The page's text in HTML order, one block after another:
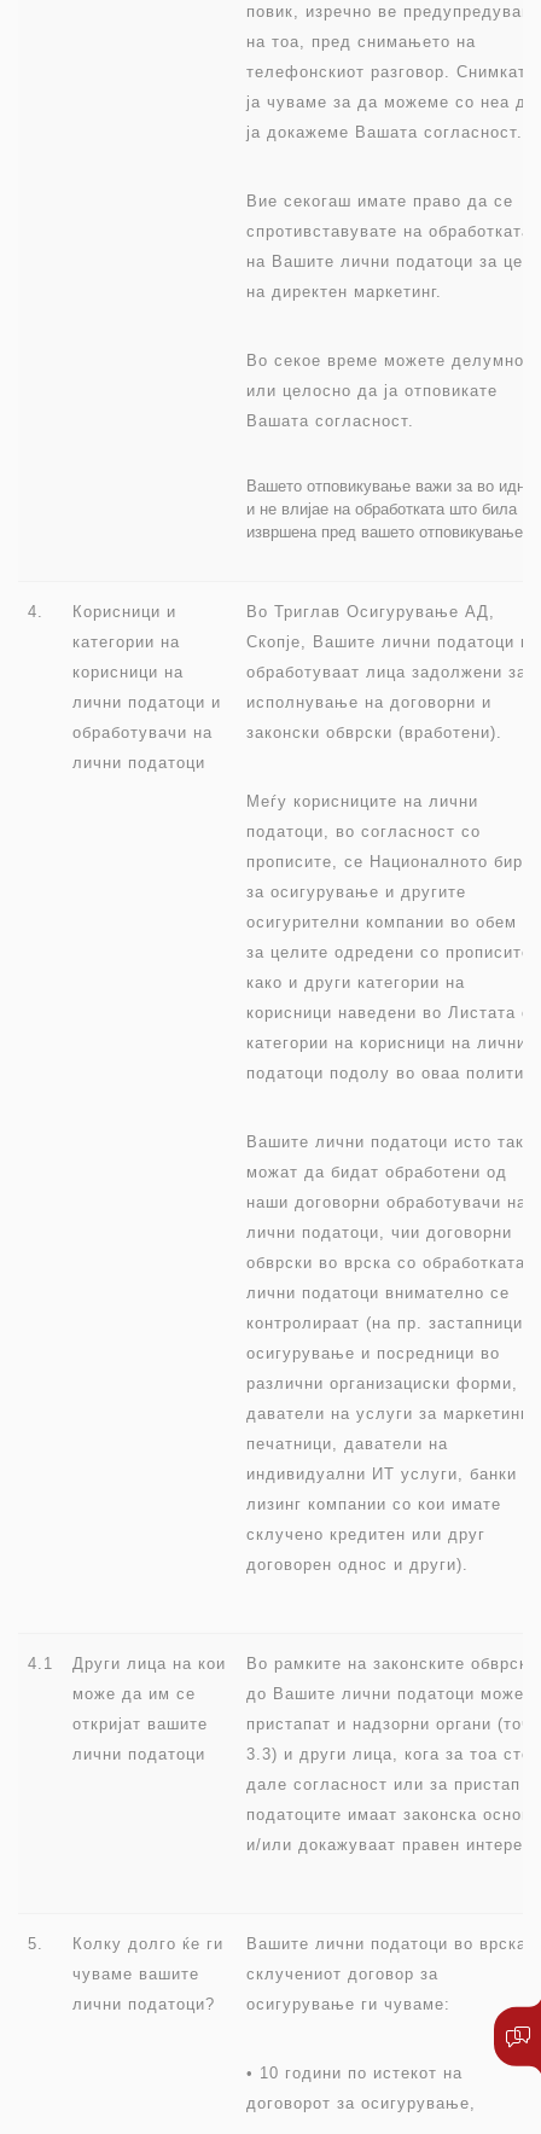
повик, изречно ве
на тоа, пред снимањето на
телефонскиот разговор. Снимката
ја чуваме за да можеме со неа да
ја докажеме Вашата согласност.
Вие секогаш имате право да се
спротивставувате на обработката
на Вашите лични податоци за
на директен маркетинг.
Во секое време можете делумно
или целосно да ја отповикате
Вашата согласност.
Вашето отповикување важи за во
и не влијае на обработката што била
извршена пред вашето отповикување.
4.
Корисници и
категории на
корисници на
лични податоци и
обработувачи на
лични податоци
Во Триглав Осигурување АД,
Скопје, Вашите лични податоци ги
обработуваат лица задолжени за
исполнување на договорни и
законски обврски (вработени).
Меѓу корисниците на лични
податоци, во согласност со
прописите, се Националното биро
за осигурување и другите
осигурителни компании во обем и
за целите одредени со прописите
како и други категории на
корисници наведени во Листата со
категории на корисници на лични
податоци подолу во оваа
Вашите лични податоци исто така
можат да бидат обработени од
наши договорни обработувачи на
лични податоци, чии договорни
обврски во врска со обработката
лични податоци внимателно се
контролираат (на пр. застапници
осигурување и посредници во
различни организациски форми,
даватели на услуги за маркетинг,
печатници, даватели на
индивидуални ИТ услуги, банки и
лизинг компании со кои имате
склучено кредитен или друг
договорен однос и други).
4.1
Други лица на кои
може да им се
откријат вашите
лични податоци
Во рамките на законските обврски
до Вашите лични податоци може
пристапат и надзорни органи
3.3) и други лица, кога за тоа сте
дале согласност или за пристап
податоците имаат законска основа
и/или докажуваат правен интерес.
5.
Колку долго ќе ги
чуваме вашите
лични податоци?
Вашите лични податоци во врска
склучениот договор за
осигурување ги чуваме:
• 10 години по истекот на
договорот за осигурување,